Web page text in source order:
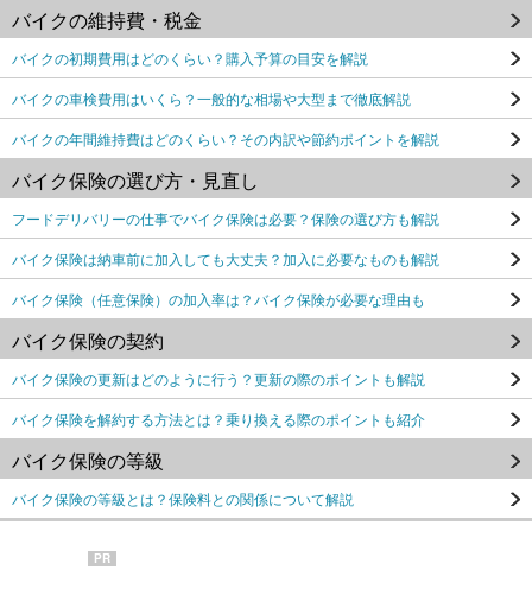
バイクの維持費・税金
バイクの初期費用はどのくらい？購入予算の目安を解説
バイクの車検費用はいくら？一般的な相場や大型まで徹底解説
バイクの年間維持費はどのくらい？その内訳や節約ポイントを解説
バイク保険の選び方・見直し
フードデリバリーの仕事でバイク保険は必要？保険の選び方も解説
バイク保険は納車前に加入しても大丈夫？加入に必要なものも解説
バイク保険（任意保険）の加入率は？バイク保険が必要な理由も
バイク保険の契約
バイク保険の更新はどのように行う？更新の際のポイントも解説
バイク保険を解約する方法とは？乗り換える際のポイントも紹介
バイク保険の等級
バイク保険の等級とは？保険料との関係について解説
PR